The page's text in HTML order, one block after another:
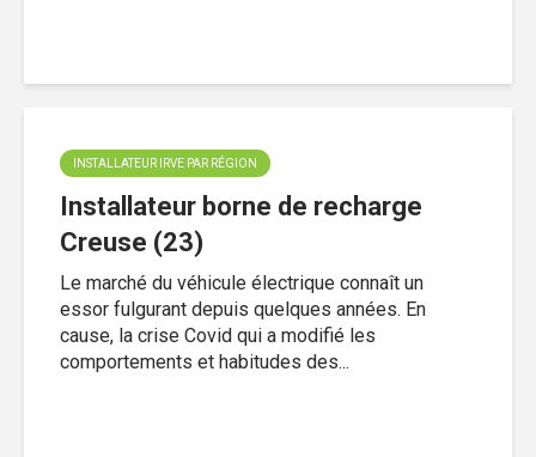
INSTALLATEUR IRVE PAR RÉGION
Installateur borne de recharge
Creuse (23)
Le marché du véhicule électrique connaît un
essor fulgurant depuis quelques années. En
cause, la crise Covid qui a modifié les
comportements et habitudes des...